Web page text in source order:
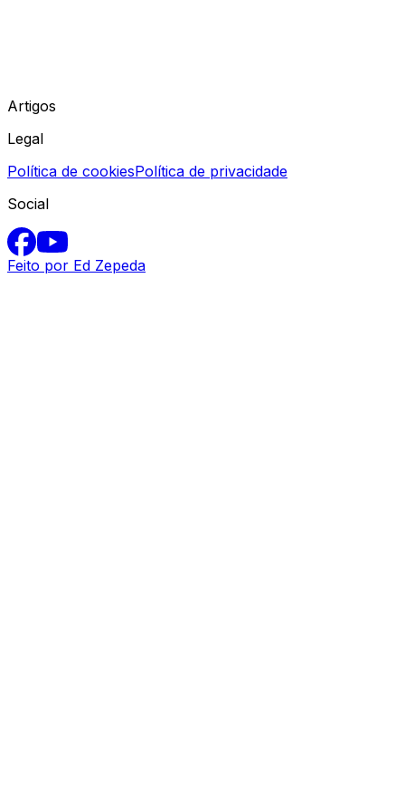
Artigos
Legal
Política de cookiesPolítica de privacidade
Social
Feito por Ed Zepeda